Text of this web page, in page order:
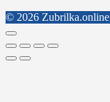
© 2026 Zubrilka.online